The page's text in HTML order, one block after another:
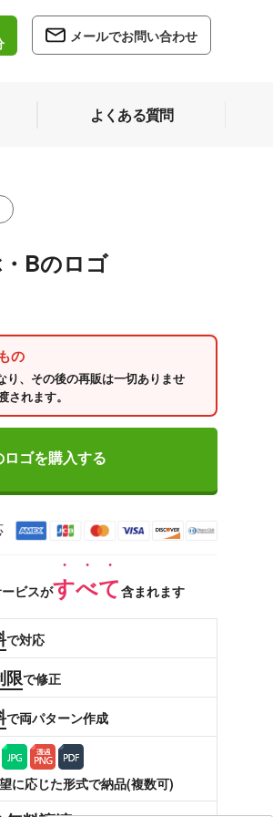
メールでお問い合わせ
よくある質問
Bのロゴ
の
り、その後の再販は一切ありませ
れます。
ロゴを購入する
ビスがすべて含まれます
で対応
限で修正
で両パターン作成
に応じた形式で納品(複数可)